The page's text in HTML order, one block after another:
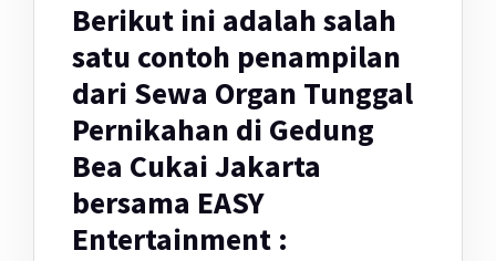
Berikut ini adalah salah
satu contoh penampilan
dari Sewa Organ Tunggal
Pernikahan di Gedung
Bea Cukai Jakarta
bersama EASY
Entertainment :